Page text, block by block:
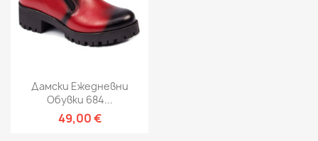
Дамски Ежедневни
Обувки 684...
49,00 €